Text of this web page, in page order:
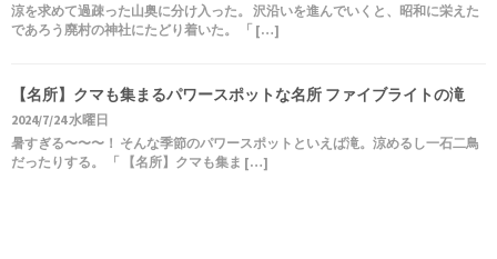
涼を求めて過疎った山奥に分け入った。 沢沿いを進んでいくと、昭和に栄えた
であろう廃村の神社にたどり着いた。 「 […]
【名所】クマも集まるパワースポットな名所 ファイブライトの滝
2024/7/24 水曜日
暑すぎる〜〜〜！ そんな季節のパワースポットといえば滝。涼めるし一石二鳥
だったりする。 「 【名所】クマも集ま […]